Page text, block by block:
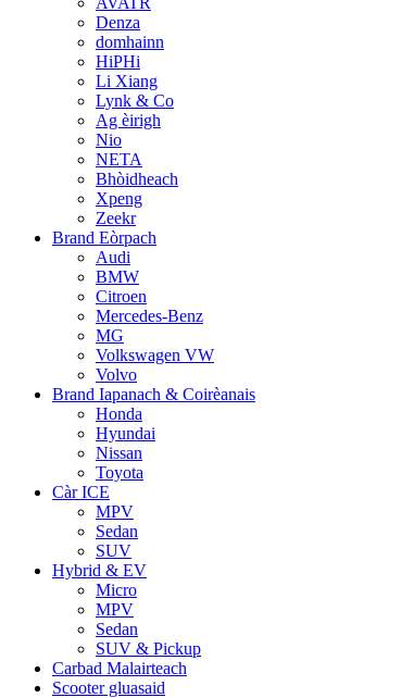
Denza
domhainn
HiPHi
Li Xiang
Lynk & Co
Ag èirigh
Nio
NETA
Bhòidheach
Xpeng
Zeekr
Brand Eòrpach
Audi
BMW
Citroen
Mercedes-Benz
MG
Volkswagen VW
Volvo
Brand Iapanach & Coirèanais
Honda
Hyundai
Nissan
Toyota
Càr ICE
MPV
Sedan
SUV
Hybrid & EV
Micro
MPV
Sedan
SUV & Pickup
Carbad Malairteach
Scooter gluasaid